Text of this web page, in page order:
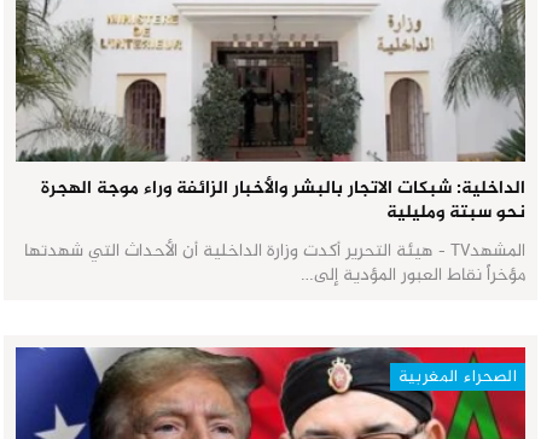
الداخلية: شبكات الاتجار بالبشر والأخبار الزائفة وراء موجة الهجرة
نحو سبتة ومليلية
المشهدTV - هيئة التحرير أكدت وزارة الداخلية أن الأحداث التي شهدتها
مؤخراً نقاط العبور المؤدية إلى…
الصحراء المغربية